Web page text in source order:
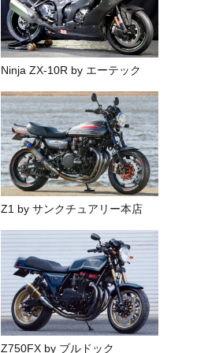
Ninja ZX-10R by エーテック
Z1 by サンクチュアリー本店
Z750FX by ブルドック